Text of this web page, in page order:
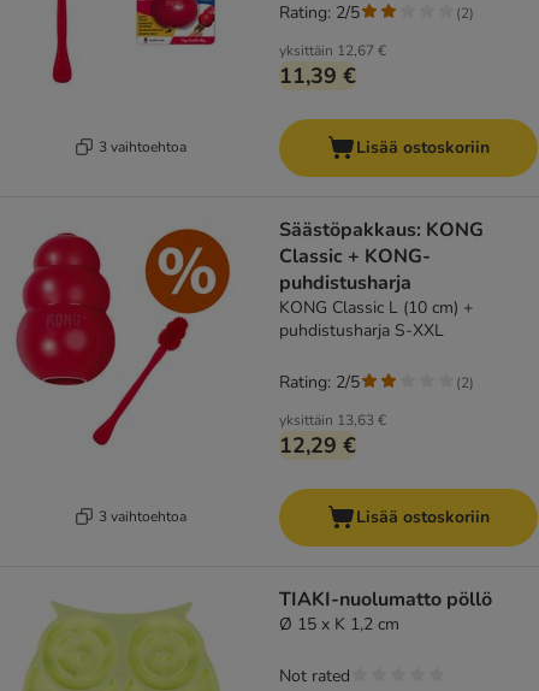
3 vaihtoehtoa
yksittäin 12,67 €
11,39 €
Rating: 2/5 (2)
Lisää ostoskoriin
3 vaihtoehtoa
Säästöpakkaus: KONG
Classic + KONG-
puhdistusharja
KONG Classic L (10 cm) +
puhdistusharja S-XXL
yksittäin 13,63 €
12,29 €
Rating: 2/5 (2)
Lisää ostoskoriin
TIAKI-nuolumatto pöllö
Ø 15 x K 1,2 cm
Not rated